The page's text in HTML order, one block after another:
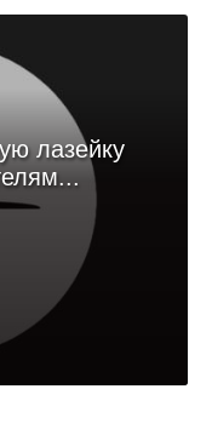
лазейку